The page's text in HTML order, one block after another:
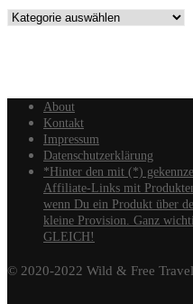
Kategorien
About
Kontakt
Impressum
Datenschutzerklärung
*Hinter den mit (*)
Affiliate-Links mit
wenn Du ein Produkt über
kleine Provision. Ganz
GLEICH!
© 2020-2022 Wild & Free